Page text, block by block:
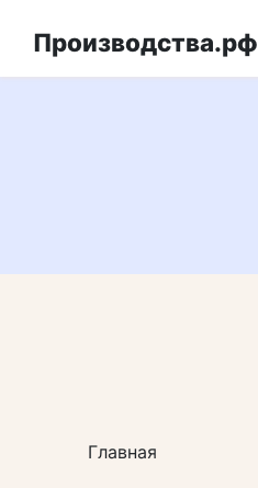
Производства.рф
Главная